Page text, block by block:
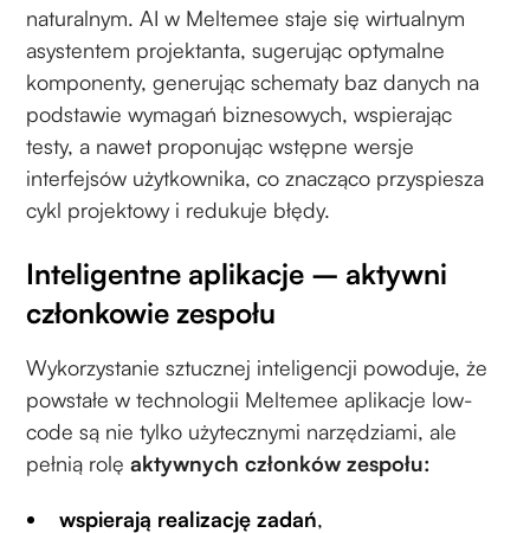
naturalnym. AI w Meltemee staje się wirtualnym
asystentem projektanta, sugerując optymalne
komponenty, generując schematy baz danych na
podstawie wymagań biznesowych, wspierając
testy, a nawet proponując wstępne wersje
interfejsów użytkownika, co znacząco przyspiesza
cykl projektowy i redukuje błędy.
Inteligentne aplikacje – aktywni
członkowie zespołu
Wykorzystanie sztucznej inteligencji powoduje, że
powstałe w technologii Meltemee aplikacje low-
code są nie tylko użytecznymi narzędziami, ale
pełnią rolęaktywnych członków zespołu:
wspierają realizację zadań,